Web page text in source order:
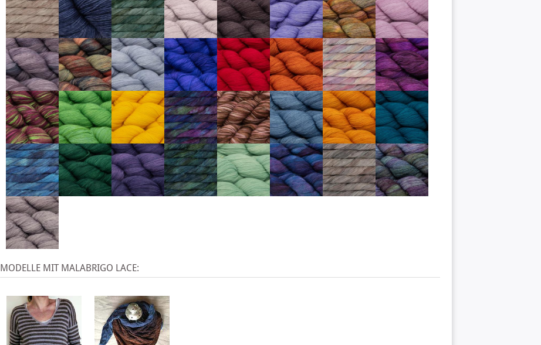
MODELLE MIT MALABRIGO LACE: